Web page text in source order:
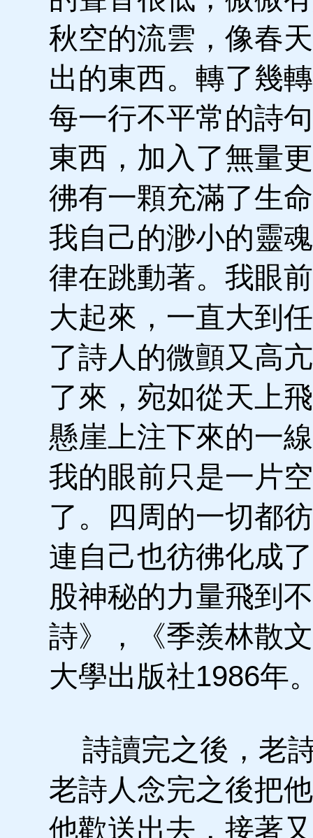
秋空的流雲，像春
出的東西。轉了幾
每一行不平常的詩
東西，加入了無量
彿有一顆充滿了生
我自己的渺小的靈
律在跳動著。我眼
大起來，一直大到
了詩人的微顫又高
了來，宛如從天上
懸崖上注下來的一
我的眼前只是一片
了。四周的一切都
連自己也彷彿化成
股神秘的力量飛到
詩》，《季羨林散
大學出版社1986年
詩讀完之後，老
老詩人念完之後把
他歡送出去，接著